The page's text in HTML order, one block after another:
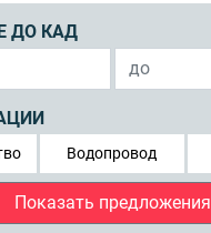
ДО КАД
Водопровод
Показать предложения